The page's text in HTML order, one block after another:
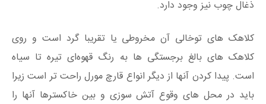
ذغال چوب نیز وجود دارد.
کلاهک های توخالی آن مخروطی یا تقریبا گرد است و روی
کلاهک های بالغ برجستگی ها به رنگ قهوه‌ای تیره تا سیاه
است. پیدا کردن آنها از دیگر انواع قارچ مورل راحت تر است زیرا
باید در محل های وقوع آتش سوزی و بین خاکسترها آنها را